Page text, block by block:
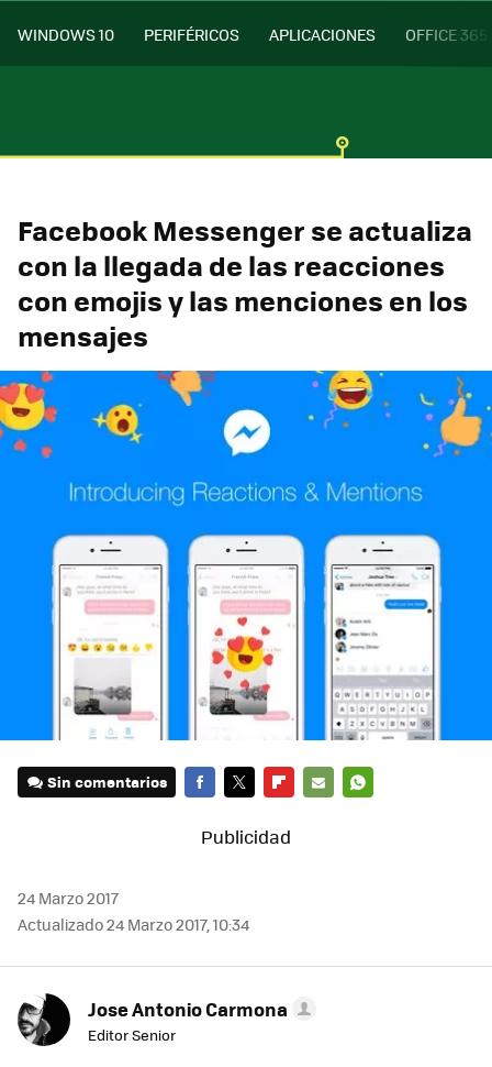
WINDOWS 10 PERIFÉRICOS APLICACIONES OFFICE 365
Facebook Messenger se actualiza
con la llegada de las reacciones
con emojis y las menciones en los
mensajes
Sin comentarios
24 Marzo 2017
Actualizado 24 Marzo 2017, 10:34
Jose Antonio Carmona
Editor Senior